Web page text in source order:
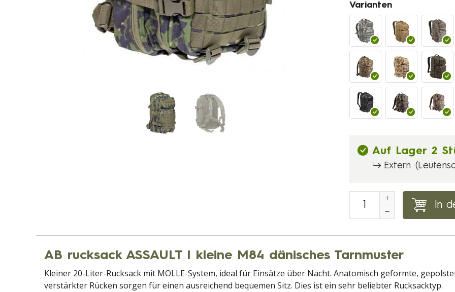
Varianten
Auf Lager 2
Extern
In
AB rucksack ASSAULT I kleine M84 dänisches Tarnmuster
Kleiner 20-Liter-Rucksack mit MOLLE-System, ideal für Einsätze über Nacht. Anatomisch geformte,
verstärkter Rücken sorgen für einen ausreichend bequemen Sitz. Dies ist ein sehr beliebter Rucksacktyp.